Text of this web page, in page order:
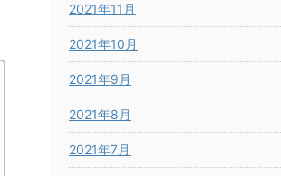
2021年11月
2021年10月
2021年9月
2021年8月
2021年7月